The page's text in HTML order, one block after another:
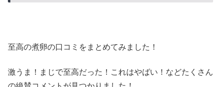
至高の煮卵の口コミをまとめてみました！
激うま！まじで至高だった！これはやばい！などたくさん